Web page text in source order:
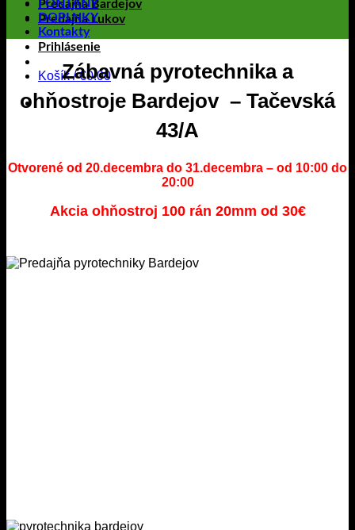
Predajňa Bardejov
Predajňa Lukov
Prihlásenie
Košík /€0.00
FONTÁNY
DOPLNKY
Kontakty
Zábavná pyrotechnika a
ohňostroje Bardejov – Tačevská
43/A
Otvorené od 20.decembra do 31.decembra – od 10:00 do
20:00
Akcia ohňostroj 100 rán 20mm od 30€